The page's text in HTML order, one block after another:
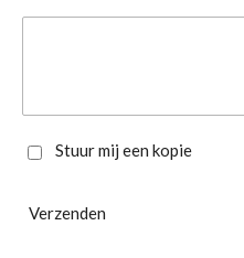
Stuur mij een kopie
Verzenden